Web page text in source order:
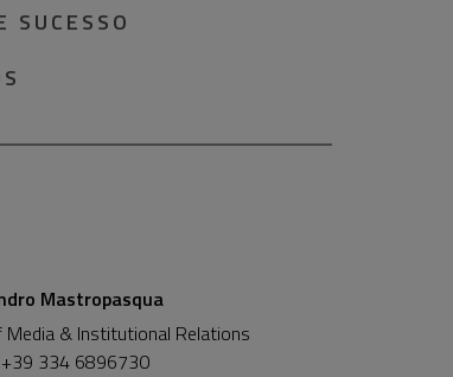
SUCESSO
Mastropasqua
Media & Institutional Relations
+39 334 6896730